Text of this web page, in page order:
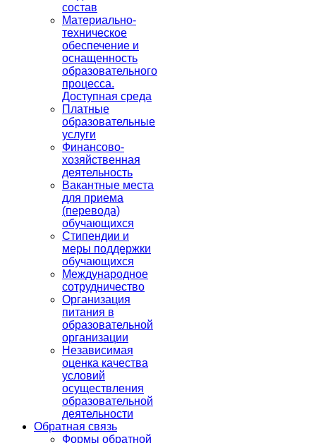
состав
Материально-
техническое
обеспечение и
оснащенность
образовательного
процесса.
Доступная среда
Платные
образовательные
услуги
Финансово-
хозяйственная
деятельность
Вакантные места
для приема
(перевода)
обучающихся
Стипендии и
меры поддержки
обучающихся
Международное
сотрудничество
Организация
питания в
образовательной
организации
Независимая
оценка качества
условий
осуществления
образовательной
деятельности
Обратная связь
Формы обратной